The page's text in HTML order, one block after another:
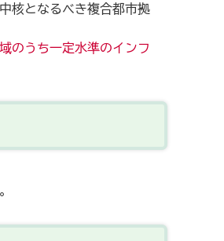
核となるべき複合都市拠
のうち一定水準のインフ